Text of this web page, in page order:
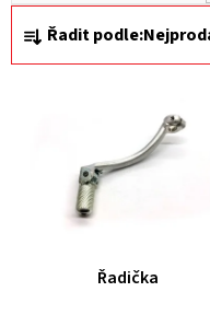
Ř
a
Řadit podle:
Řadička